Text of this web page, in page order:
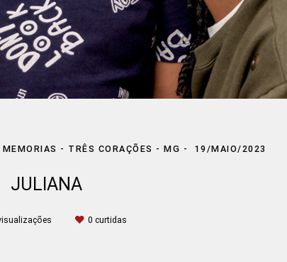
- TRÊS CORAÇÕES - MG 19/MAIO/2023
JULIANA
0 curtidas